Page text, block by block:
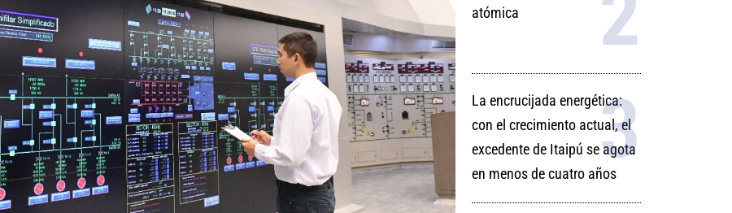
atómica
La encrucijada energética:
con el crecimiento actual, el
excedente de Itaipú se agota
en menos de cuatro años